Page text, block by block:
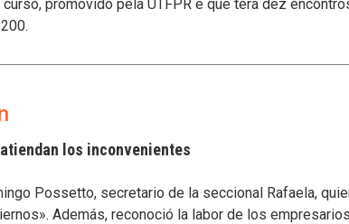
curso, promovido pela UTFPR e que terá dez
los inconvenientes
Possetto, secretario de la seccional Rafaela,
Además, reconoció la labor de los